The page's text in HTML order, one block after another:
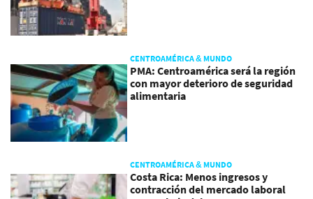
CENTROAMÉRICA & MUNDO
PMA: Centroamérica será la región
con mayor deterioro de seguridad
alimentaria
CENTROAMÉRICA & MUNDO
Costa Rica: Menos ingresos y
contracción del mercado laboral